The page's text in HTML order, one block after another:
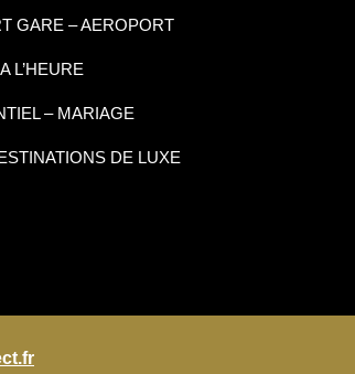
GARE – AEROPORT
L’HEURE
– MARIAGE
DE LUXE